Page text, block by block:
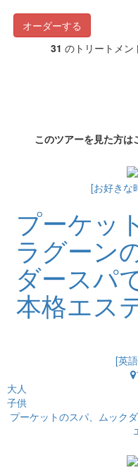
オーダーする
31 のトリートメン
このツアーを見た方
[お好きな
プーケッ
ラグーン
ダースパ
本格エス
[英
大人
子供
プーケットのスパ、ムック